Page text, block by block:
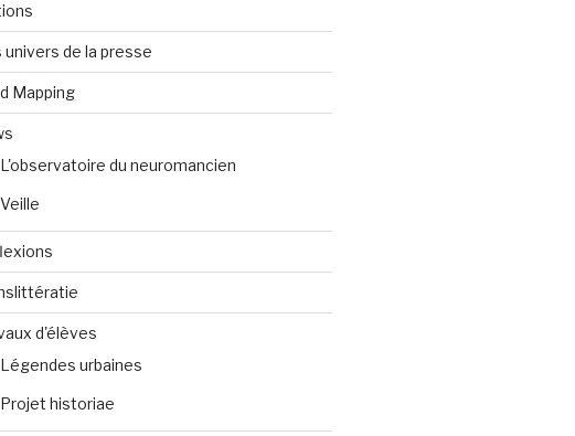
univers de la presse
Mapping
L'observatoire du neuromancien
Veille
d'élèves
Légendes urbaines
Projet historiae